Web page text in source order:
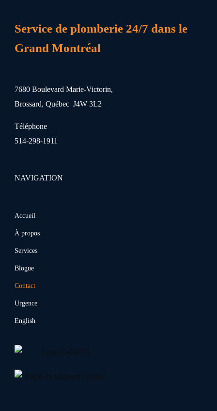
Service de plomberie 24/7 dans le
Grand Montréal
7680 Boulevard Marie-Victorin,
Brossard, Québec J4W 3L2
Téléphone
514-298-1911
NAVIGATION
Accueil
À propos
Services
Blogue
Contact
Urgence
English